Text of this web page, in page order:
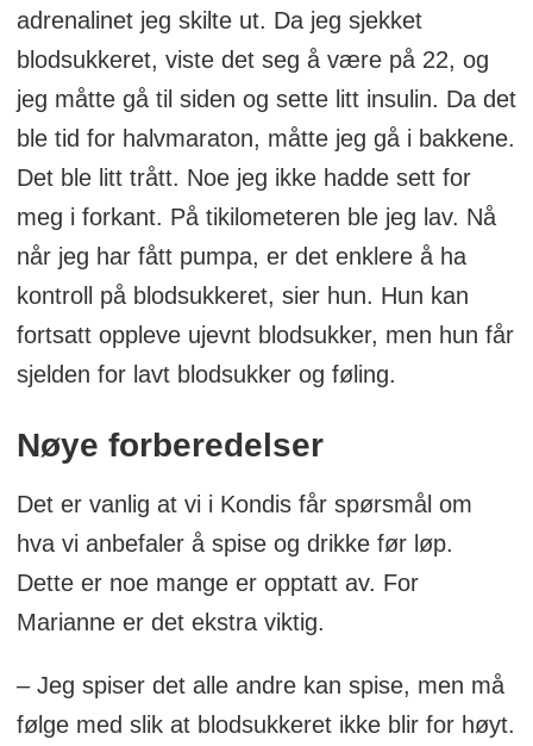
adrenalinet jeg skilte ut. Da jeg sjekket
blodsukkeret, viste det seg å være på 22, og
jeg måtte gå til siden og sette litt insulin. Da det
ble tid for halvmaraton, måtte jeg gå i bakkene.
Det ble litt trått. Noe jeg ikke hadde sett for
meg i forkant. På tikilometeren ble jeg lav. Nå
når jeg har fått pumpa, er det enklere å ha
kontroll på blodsukkeret, sier hun. Hun kan
fortsatt oppleve ujevnt blodsukker, men hun får
sjelden for lavt blodsukker og føling.
Nøye forberedelser
Det er vanlig at vi i Kondis får spørsmål om
hva vi anbefaler å spise og drikke før løp.
Dette er noe mange er opptatt av. For
Marianne er det ekstra viktig.
– Jeg spiser det alle andre kan spise, men må
følge med slik at blodsukkeret ikke blir for høyt.